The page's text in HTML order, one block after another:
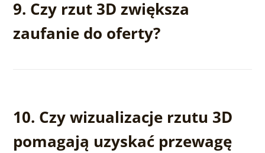
wyobrazić sobie siebie w danym miejscu.
9. Czy rzut 3D zwiększa
zaufanie do oferty?
dokładnie przemyślana.
10. Czy wizualizacje rzutu 3D
pomagają uzyskać przewagę